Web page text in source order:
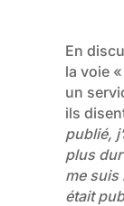
En discu
la voie «
un
ils
publié, j
plus dur
me suis
était